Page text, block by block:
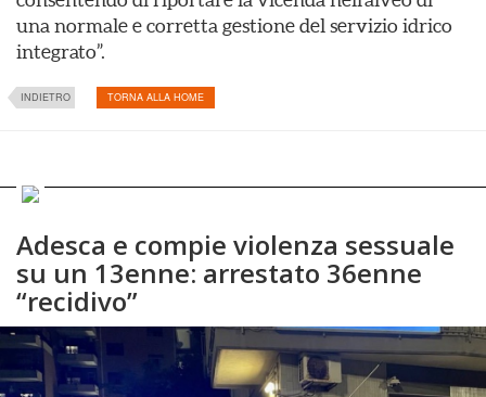
una normale e corretta gestione del servizio idrico
integrato”.
INDIETRO TORNA ALLA HOME
Adesca e compie violenza sessuale
su un 13enne: arrestato 36enne
“recidivo”